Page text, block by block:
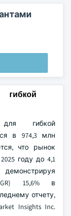
гибкой
в 974,3 млн
что рынок
году до 4,1
15,6% в
отчету,
Insights Inc.